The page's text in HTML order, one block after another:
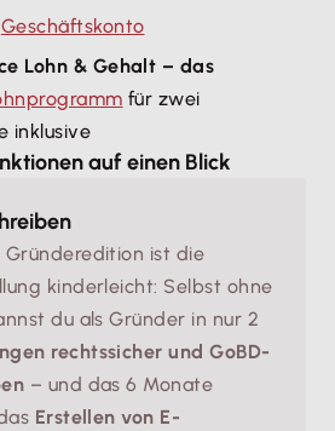
Geschäftskonto
Lohn & Gehalt – das
für zwei
inklusive
auf einen Blick
ist die
kinderleicht: Selbst ohne
du als Gründer in nur 2
rechtssicher und GoBD-
– und das 6 Monate
Erstellen von E-